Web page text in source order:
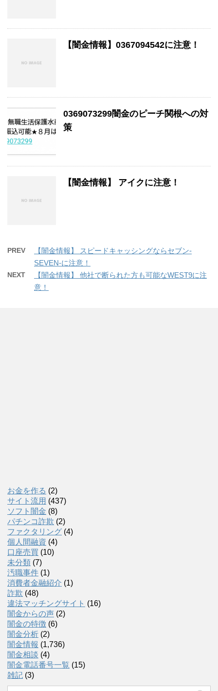
【闇金情報】0367094542に注意！
0369073299闇金のピーチ関根への対
策
【闇金情報】 アイクに注意！
PREV
【闇金情報】 スピードキャッシングならセブン-
SEVEN-に注意！
NEXT
【闇金情報】 他社で断られた方も可能なWEST9に注
意！
お金を作る (2)
サイト流用 (437)
ソフト闇金 (8)
パチンコ詐欺 (2)
ファクタリング (4)
個人間融資 (4)
口座売買 (10)
未分類 (7)
汚職事件 (1)
消費者金融紹介 (1)
詐欺 (48)
違法マッチングサイト (16)
闇金からの声 (2)
闇金の特徴 (6)
闇金分析 (2)
闇金情報 (1,736)
闇金相談 (4)
闇金電話番号一覧 (15)
雑記 (3)